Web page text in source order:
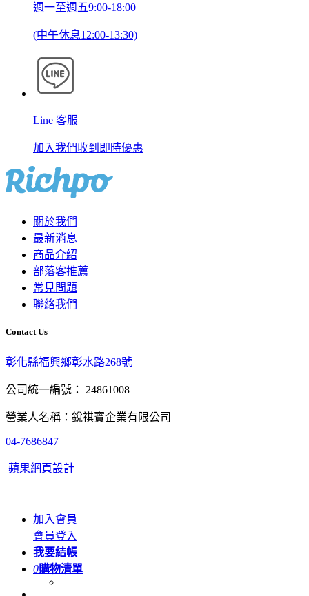
週一至週五9:00-18:00
(中午休息12:00-13:30)
Line 客服
加入我們收到即時優惠
關於我們
最新消息
商品介紹
部落客推薦
常見問題
聯絡我們
Contact Us
彰化縣福興鄉彰水路268號
公司統一編號： 24861008
營業人名稱：銳祺寶企業有限公司
04-7686847
蘋果網頁設計
加入會員
會員登入
我要結帳
0購物清單